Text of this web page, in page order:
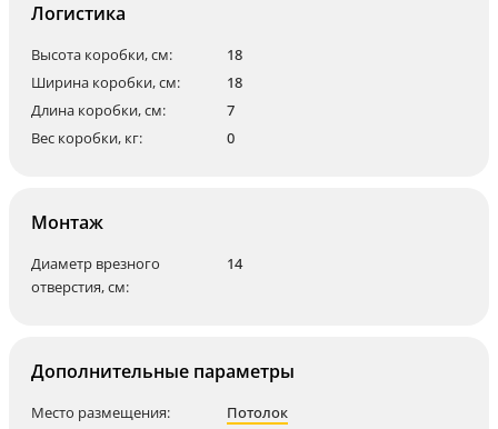
Логистика
Высота коробки, см:
18
Ширина коробки, см:
18
Длина коробки, см:
7
Вес коробки, кг:
0
Монтаж
Диаметр врезного
отверстия, см:
14
Дополнительные параметры
Место размещения:
Потолок